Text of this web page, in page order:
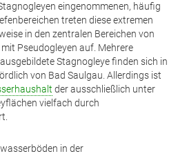
eingenommenen, häufig
treten diese extremen
in den zentralen Bereichen von
Pseudogleyen auf. Mehrere
Stagnogleye finden sich in
von Bad Saulgau. Allerdings ist
der ausschließlich unter
vielfach durch
in der